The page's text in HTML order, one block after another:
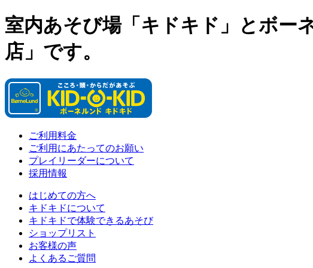
室内あそび場「キドキド」とボー
店」です。
ご利用料金
ご利用にあたってのお願い
プレイリーダーについて
採用情報
はじめての方へ
キドキドについて
キドキドで体験できるあそび
ショップリスト
お客様の声
よくあるご質問